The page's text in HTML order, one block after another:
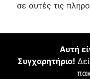
σε αυτές τις
Αυτή
Συγχαρητήρια!